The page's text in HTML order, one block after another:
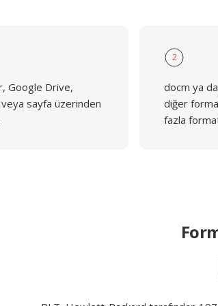
Google Drive,
sayfa üzerinden
2
docm ya
diğer
fazla